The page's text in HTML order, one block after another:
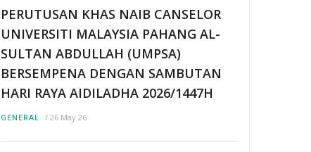
PERUTUSAN KHAS NAIB CANSELOR
UNIVERSITI MALAYSIA PAHANG AL-
SULTAN ABDULLAH (UMPSA)
BERSEMPENA DENGAN SAMBUTAN
HARI RAYA AIDILADHA 2026/1447H
GENERAL / 26 May 26